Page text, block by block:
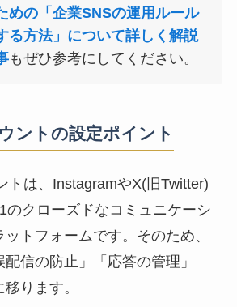
めの「企業SNSの運用ルール
る方法」について詳しく解説
もぜひ参考にしてください。
ントの設定ポイント
トは、InstagramやX(旧Twitter)
のクローズドなコミュニケーシ
トフォームです。そのため、
信の防止」「応答の管理」
ります。